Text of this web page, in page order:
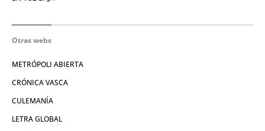
Otras webs
METRÓPOLI ABIERTA
CRÓNICA VASCA
CULEMANÍA
LETRA GLOBAL